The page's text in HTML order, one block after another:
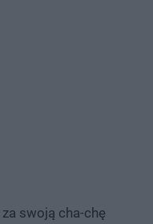
swoją cha-chę